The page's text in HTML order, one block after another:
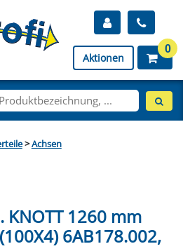
Aktionen
0
>Achsen
KNOTT 1260 mm
6AB178.002,